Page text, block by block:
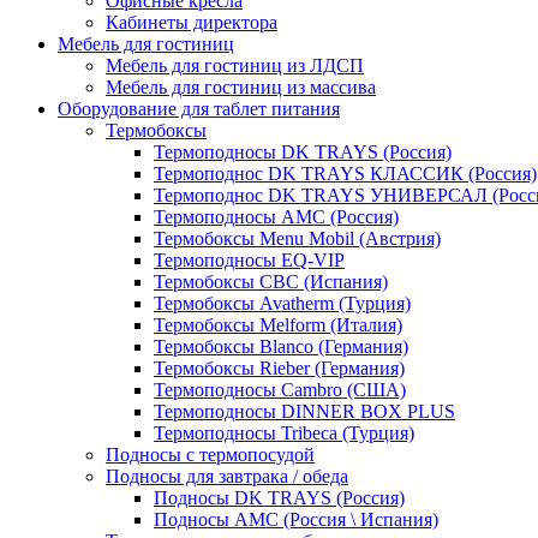
Кабинеты директора
Мебель для гостиниц
Мебель для гостиниц из ЛДСП
Мебель для гостиниц из массива
Оборудование для таблет питания
Термобоксы
Термоподносы DK TRAYS (Россия)
Термоподнос DK TRAYS КЛАССИК (Россия)
Термоподнос DK TRAYS УНИВЕРСАЛ
Термоподносы AMC (Россия)
Термобоксы Menu Mobil (Австрия)
Термоподносы EQ-VIP
Термобоксы CBC (Испания)
Термобоксы Avatherm (Турция)
Термобоксы Melform (Италия)
Термобоксы Blanco (Германия)
Термобоксы Rieber (Германия)
Термоподносы Cambro (США)
Термоподносы DINNER BOX PLUS
Термоподносы Tribeca (Турция)
Подносы с термопосудой
Подносы для завтрака / обеда
Подносы DK TRAYS (Россия)
Подносы AMC (Россия \ Испания)